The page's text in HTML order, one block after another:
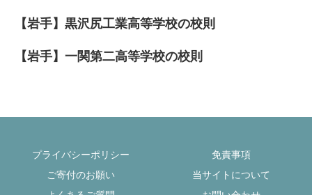
【岩手】黒沢尻工業高等学校の校則
【岩手】一関第二高等学校の校則
プライバシーポリシー
免責事項
ご寄付のお願い
当サイトについて